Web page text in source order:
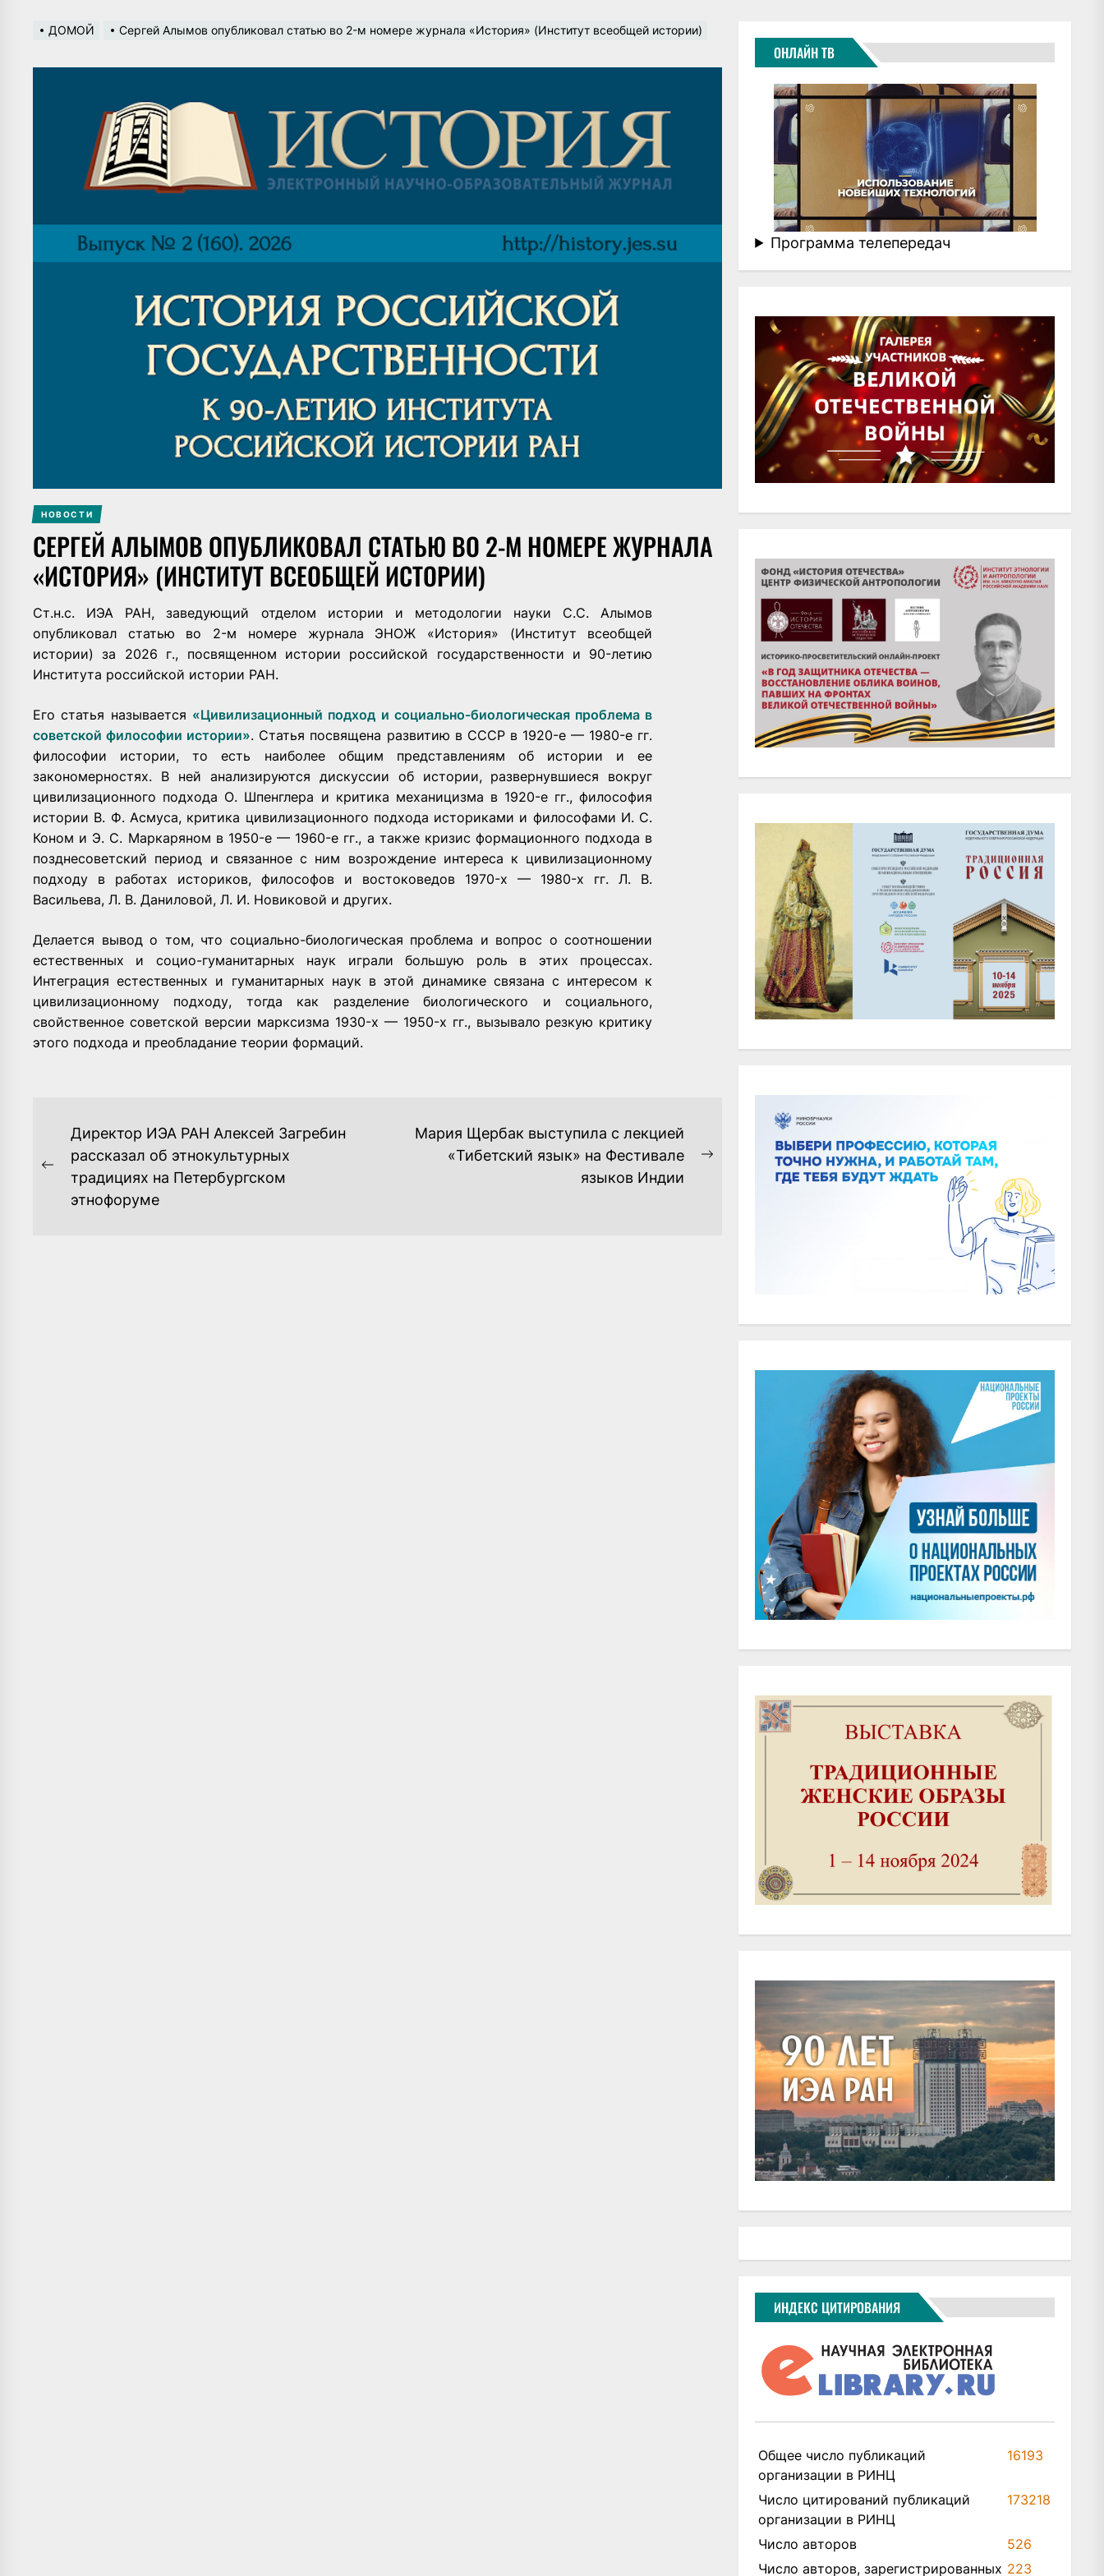
ДОМОЙ Сергей Алымов опубликовал статью во 2-м номере журнала «История» (Институт всеобщей истории)
НОВОСТИ
СЕРГЕЙ АЛЫМОВ ОПУБЛИКОВАЛ СТАТЬЮ ВО 2-М НОМЕРЕ ЖУРНАЛА
«ИСТОРИЯ» (ИНСТИТУТ ВСЕОБЩЕЙ ИСТОРИИ)
Ст.н.с. ИЭА РАН, заведующий отделом истории и методологии науки С.С. Алымов
опубликовал статью во 2-м номере журнала ЭНОЖ «История» (Институт всеобщей
истории) за 2026 г., посвященном истории российской государственности и 90-летию
Института российской истории РАН.
Его статья называется «Цивилизационный подход и социально-биологическая проблема в
советской философии истории». Статья посвящена развитию в СССР в 1920-е — 1980-е гг.
философии истории, то есть наиболее общим представлениям об истории и ее
закономерностях. В ней анализируются дискуссии об истории, развернувшиеся вокруг
цивилизационного подхода О. Шпенглера и критика механицизма в 1920-е гг., философия
истории В. Ф. Асмуса, критика цивилизационного подхода историками и философами И. С.
Коном и Э. С. Маркаряном в 1950-е — 1960-е гг., а также кризис формационного подхода в
позднесоветский период и связанное с ним возрождение интереса к цивилизационному
подходу в работах историков, философов и востоковедов 1970-х — 1980-х гг. Л. В.
Васильева, Л. В. Даниловой, Л. И. Новиковой и других.
Делается вывод о том, что социально-биологическая проблема и вопрос о соотношении
естественных и социо-гуманитарных наук играли большую роль в этих процессах.
Интеграция естественных и гуманитарных наук в этой динамике связана с интересом к
цивилизационному подходу, тогда как разделение биологического и социального,
свойственное советской версии марксизма 1930-х — 1950-х гг., вызывало резкую критику
этого подхода и преобладание теории формаций.
НАВИГАЦИЯ
ПО
ЗАПИСЯМ
Previous
post:
Директор ИЭА РАН Алексей Загребин
рассказал об этнокультурных
традициях на Петербургском
этнофоруме
Мария Щербак выступила с лекцией
«Тибетский язык» на Фестивале
языков Индии
ОНЛАЙН ТВ
Программа телепередач
ИНДЕКС ЦИТИРОВАНИЯ
Общее число публикаций
организации в РИНЦ
16193
Число цитирований публикаций
организации в РИНЦ
173218
Число авторов
526
Число авторов, зарегистрированных 223